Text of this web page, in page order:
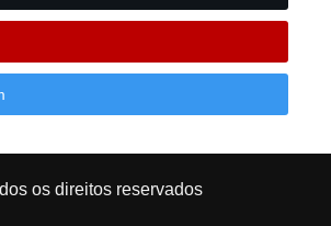
os direitos reservados